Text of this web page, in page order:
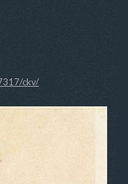
ckv/